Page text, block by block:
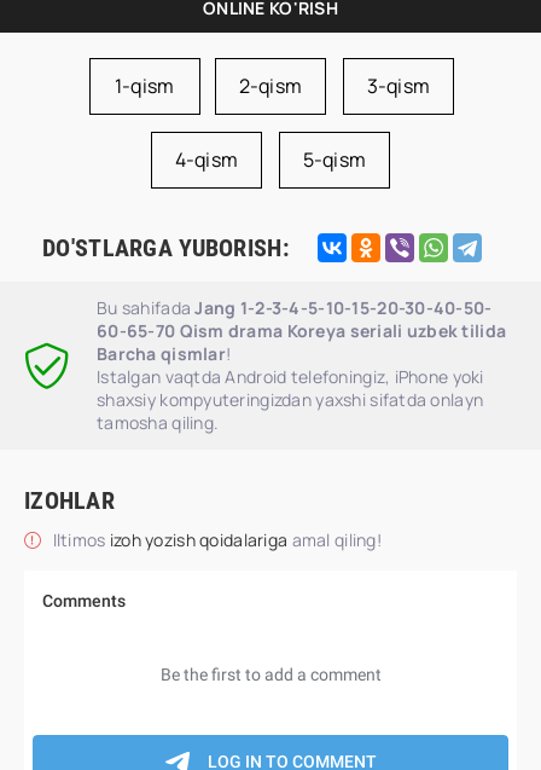
ONLINE KO'RISH
1-qism 2-qism 3-qism
4-qism 5-qism
DO'STLARGA YUBORISH:
Bu sahifadaJang 1-2-3-4-5-10-15-20-30-40-50-
60-65-70 Qism drama Koreya seriali uzbek tilida
Barcha qismlar!
Istalgan vaqtda Android telefoningiz, iPhone yoki
shaxsiy kompyuteringizdan yaxshi sifatda onlayn
tamosha qiling.
IZOHLAR
Iltimos izoh yozish qoidalariga amal qiling!